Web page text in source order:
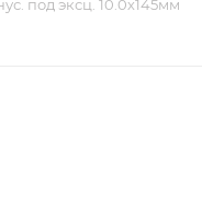
под эксц. 10.0х145мм